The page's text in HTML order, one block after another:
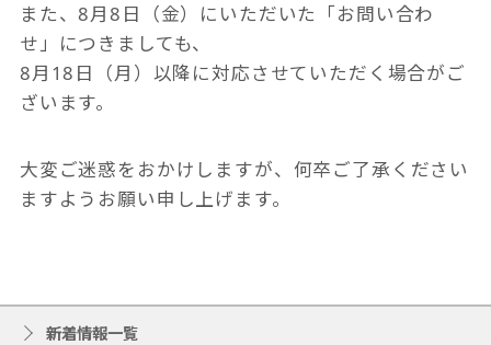
また、8月8日（金）にいただいた「お問い合わ
せ」につきましても、
8月18日（月）以降に対応させていただく場合がご
ざいます。
大変ご迷惑をおかけしますが、何卒ご了承ください
ますようお願い申し上げます。
新着情報一覧